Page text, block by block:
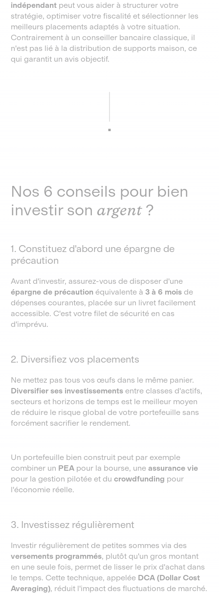
indépendant peut vous aider à structurer votre
stratégie, optimiser votre fiscalité et sélectionner les
meilleurs placements adaptés à votre situation.
Contrairement à un conseiller bancaire classique, il
n'est pas lié à la distribution de supports maison, ce
qui garantit un avis objectif.
Nos 6 conseils pour bien
investir son argent?
1. Constituez d'abord une épargne de
précaution
Avant d'investir, assurez-vous de disposer d'une
épargne de précaution équivalente à 3 à 6 mois de
dépenses courantes, placée sur un livret facilement
accessible. C'est votre filet de sécurité en cas
d'imprévu.
2. Diversifiez vos placements
Ne mettez pas tous vos œufs dans le même panier.
Diversifier ses investissements entre classes d'actifs,
secteurs et horizons de temps est le meilleur moyen
de réduire le risque global de votre portefeuille sans
forcément sacrifier le rendement.
Un portefeuille bien construit peut par exemple
combiner un PEA pour la bourse, uneassurance vie
pour la gestion pilotée et ducrowdfunding pour
l'économie réelle.
3. Investissez régulièrement
Investir régulièrement de petites sommes via des
versements programmés, plutôt qu'un gros montant
en une seule fois, permet de lisser le prix d'achat dans
le temps. Cette technique, appelée DCA (Dollar Cost
Averaging), réduit l'impact des fluctuations de marché.